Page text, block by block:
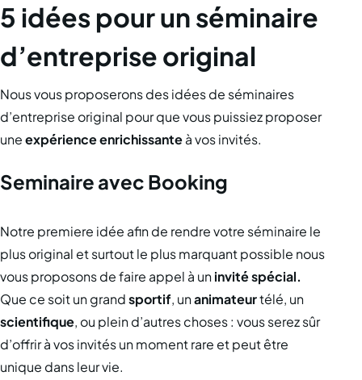
5 idées pour un séminaire
d’entreprise original
Nous vous proposerons des idées de séminaires
d’entreprise original pour que vous puissiez proposer
uneexpérience enrichissanteà vos invités.
Seminaire avec Booking
Notre premiere idée afin de rendre votre séminaire le
plus original et surtout le plus marquant possible nous
vous proposons de faire appel à uninvité spécial.
Que ce soit un grandsportif, unanimateurtélé, un
scientifique, ou plein d’autres choses : vous serez sûr
d’offrir à vos invités un moment rare et peut être
unique dans leur vie.